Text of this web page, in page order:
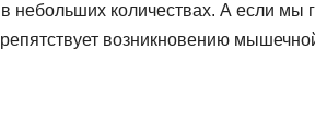
небольших количествах. А если мы
возникновению